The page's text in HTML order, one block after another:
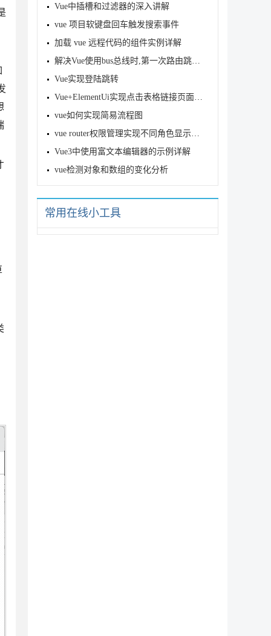
Vue中插槽和过滤器的深入讲解
vue 项目软键盘回车触发搜索事件
加载 vue 远程代码的组件实例详解
解决Vue使用bus总线时,第一次路由跳转时数据没成功传递问题
Vue实现登陆跳转
Vue+ElementUi实现点击表格链接页面跳转和路由效果
vue如何实现简易流程图
vue router权限管理实现不同角色显示不同路由
Vue3中使用富文本编辑器的示例详解
vue检测对象和数组的变化分析
常用在线小工具